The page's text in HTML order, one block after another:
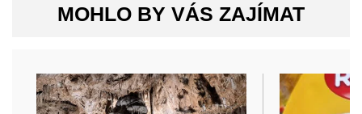
MOHLO BY VÁS ZAJÍMAT